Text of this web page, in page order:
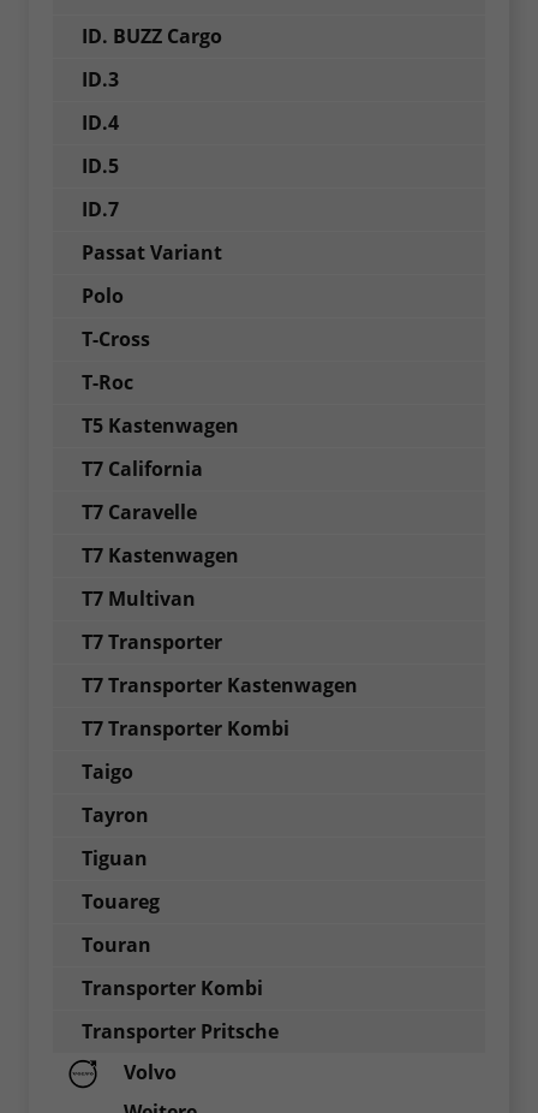
ID. BUZZ Cargo
ID.3
ID.4
ID.5
ID.7
Passat Variant
Polo
T-Cross
T-Roc
T5 Kastenwagen
T7 California
T7 Caravelle
T7 Kastenwagen
T7 Multivan
T7 Transporter
T7 Transporter Kastenwagen
T7 Transporter Kombi
Taigo
Tayron
Tiguan
Touareg
Touran
Transporter Kombi
Transporter Pritsche
Volvo